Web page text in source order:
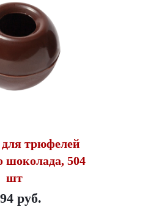
трюфелей
шоколада, 504
шт
руб.